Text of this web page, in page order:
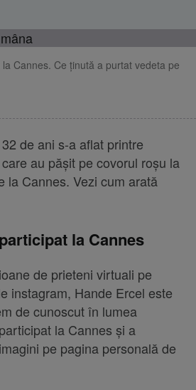
Cannes. Ce ținută a purtat vedeta pe
de ani s-a aflat printre
au pășit pe covorul roșu la
la Cannes. Vezi cum arată
la Cannes
de prieteni virtuali pe
instagram, Hande Ercel este
de cunoscut în lumea
la Cannes și a
pe pagina personală de